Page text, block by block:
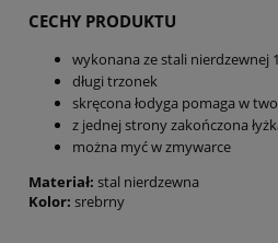
CECHY PRODUKTU
wykonana ze stali nierdzewnej
długi trzonek
skręcona łodyga pomaga w
z jednej strony zakończona
można myć w zmywarce
Materiał: stal nierdzewna
Kolor: srebrny